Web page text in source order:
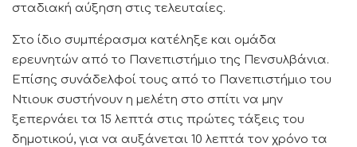
σταδιακή αύξηση στις τελευταίες.
Στο ίδιο συμπέρασμα κατέληξε και ομάδα
ερευνητών από το Πανεπιστήμιο της Πενσυλβάνια.
Επίσης συνάδελφοί τους από το Πανεπιστήμιο του
Ντιουκ συστήνουν η μελέτη στο σπίτι να μην
ξεπερνάει τα 15 λεπτά στις πρώτες τάξεις του
δημοτικού, για να αυξάνεται 10 λεπτά τον χρόνο τα